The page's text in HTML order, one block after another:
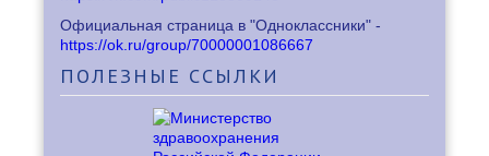
Официальная страница в "Одноклассники" -
https://ok.ru/group/70000001086667
ПОЛЕЗНЫЕ ССЫЛКИ